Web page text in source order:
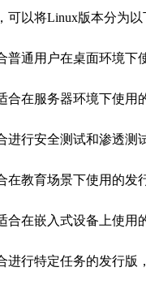
可以将Linux版本分为以
普通用户在桌面环境下
合在服务器环境下使用
进行安全测试和渗透测
在教育场景下使用的发
合在嵌入式设备上使用
进行特定任务的发行版